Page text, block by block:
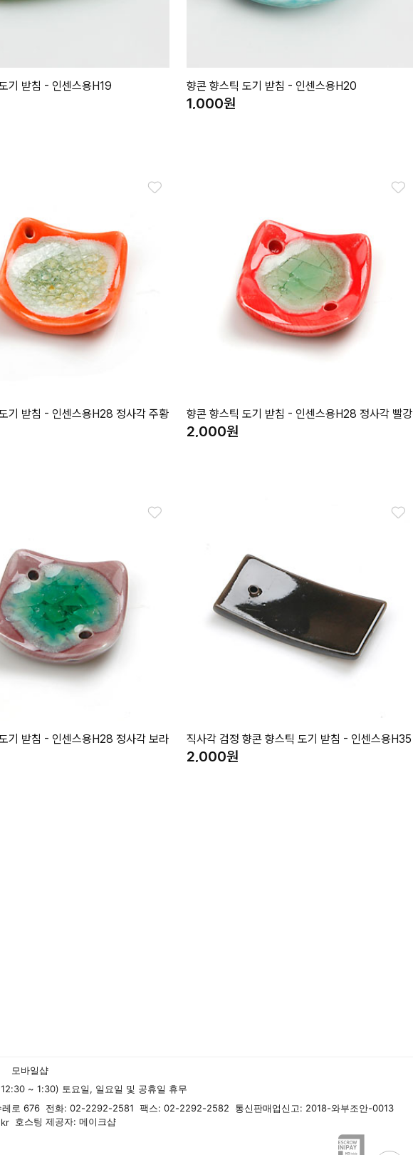
기 받침 - 인센스용H19 향콘 향스틱 도기 받침 - 인센스용H20
1,000
기 받침 - 인센스용H28 정사각 주황 향콘 향스틱 도기 받침 - 인센스용H28 정사각 빨강
2,000
기 받침 - 인센스용H28 정사각 보라 직사각 검정 향콘 향스틱 도기 받침 - 인센스용H35
2,000
모바일샵
~ 1:30) 토요일, 일요일 및 공휴일 휴무
레로 676 전화: 02-2292-2581 팩스: 02-2292-2582
통신판매업신고: 2018-와부조안-0013
호스팅 제공자: 메이크샵